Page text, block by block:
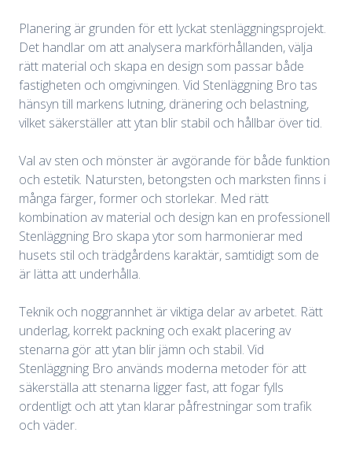
Planering är grunden för ett lyckat stenläggningsprojekt.
Det handlar om att analysera markförhållanden, välja
rätt material och skapa en design som passar både
fastigheten och omgivningen. Vid Stenläggning Bro tas
hänsyn till markens lutning, dränering och belastning,
vilket säkerställer att ytan blir stabil och hållbar över tid.
Val av sten och mönster är avgörande för både funktion
och estetik. Natursten, betongsten och marksten finns i
många färger, former och storlekar. Med rätt
kombination av material och design kan en professionell
Stenläggning Bro skapa ytor som harmonierar med
husets stil och trädgårdens karaktär, samtidigt som de
är lätta att underhålla.
Teknik och noggrannhet är viktiga delar av arbetet. Rätt
underlag, korrekt packning och exakt placering av
stenarna gör att ytan blir jämn och stabil. Vid
Stenläggning Bro används moderna metoder för att
säkerställa att stenarna ligger fast, att fogar fylls
ordentligt och att ytan klarar påfrestningar som trafik
och väder.